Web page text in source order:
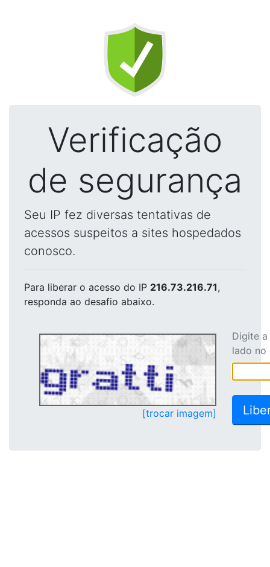
Verificação
de segurança
Seu IP fez diversas tentativas de
acessos suspeitos a sites hospedados
conosco.
Para liberar o acesso do IP 216.73.216.71,
responda ao desafio abaixo.
[trocar imagem]
Digite
lado no